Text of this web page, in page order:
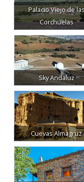
Palacio Viejo de
Corchuelas
Sky Andaluz
Cuevas Almagruz